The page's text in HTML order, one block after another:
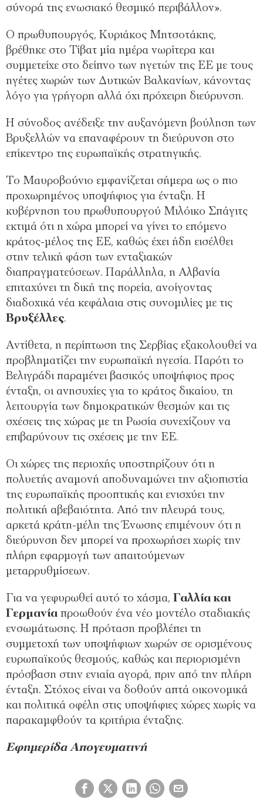
σύνορά της ενωσιακό θεσμικό περιβάλλον».
Ο πρωθυπουργός, Κυριάκος Μητσοτάκης,
βρέθηκε στο Τίβατ μία ημέρα νωρίτερα και
συμμετείχε στο δείπνο των ηγετών της ΕΕ με τους
ηγέτες χωρών των Δυτικών Βαλκανίων, κάνοντας
λόγο για γρήγορη αλλά όχι πρόχειρη διεύρυνση.
Η σύνοδος ανέδειξε την αυξανόμενη βούληση των
Βρυξελλών να επαναφέρουν τη διεύρυνση στο
επίκεντρο της ευρωπαϊκής στρατηγικής.
Το Μαυροβούνιο εμφανίζεται σήμερα ως ο πιο
προχωρημένος υποψήφιος για ένταξη. Η
κυβέρνηση του πρωθυπουργού Μιλόικο Σπάγιτς
εκτιμά ότι η χώρα μπορεί να γίνει το επόμενο
κράτος-μέλος της ΕΕ, καθώς έχει ήδη εισέλθει
στην τελική φάση των ενταξιακών
διαπραγματεύσεων. Παράλληλα, η Αλβανία
επιταχύνει τη δική της πορεία, ανοίγοντας
διαδοχικά νέα κεφάλαια στις συνομιλίες με τις
Βρυξέλλες.
Αντίθετα, η περίπτωση της Σερβίας εξακολουθεί να
προβληματίζει την ευρωπαϊκή ηγεσία. Παρότι το
Βελιγράδι παραμένει βασικός υποψήφιος προς
ένταξη, οι ανησυχίες για το κράτος δικαίου, τη
λειτουργία των δημοκρατικών θεσμών και τις
σχέσεις της χώρας με τη Ρωσία συνεχίζουν να
επιβαρύνουν τις σχέσεις με την ΕΕ.
Οι χώρες της περιοχής υποστηρίζουν ότι η
πολυετής αναμονή αποδυναμώνει την αξιοπιστία
της ευρωπαϊκής προοπτικής και ενισχύει την
πολιτική αβεβαιότητα. Από την πλευρά τους,
αρκετά κράτη-μέλη της Ένωσης επιμένουν ότι η
διεύρυνση δεν μπορεί να προχωρήσει χωρίς την
πλήρη εφαρμογή των απαιτούμενων
μεταρρυθμίσεων.
Για να γεφυρωθεί αυτό το χάσμα, Γαλλία και
Γερμανία προωθούν ένα νέο μοντέλο σταδιακής
ενσωμάτωσης. Η πρόταση προβλέπει τη
συμμετοχή των υποψήφιων χωρών σε ορισμένους
ευρωπαϊκούς θεσμούς, καθώς και περιορισμένη
πρόσβαση στην ενιαία αγορά, πριν από την πλήρη
ένταξη. Στόχος είναι να δοθούν απτά οικονομικά
και πολιτικά οφέλη στις υποψήφιες χώρες χωρίς να
παρακαμφθούν τα κριτήρια ένταξης.
Εφημερίδα Απογευματινή